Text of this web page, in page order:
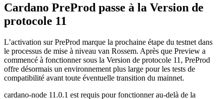
Cardano PreProd passe à la Version de
protocole 11
L’activation sur PreProd marque la prochaine étape du testnet dans
le processus de mise à niveau van Rossem. Après que Preview a
commencé à fonctionner sous la Version de protocole 11, PreProd
offre désormais un environnement plus large pour les tests de
compatibilité avant toute éventuelle transition du mainnet.
cardano-node 11.0.1 est requis pour fonctionner au-delà de la